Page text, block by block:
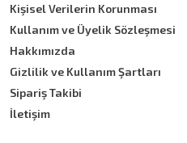
Sticker&Stencil
Kırtasiye Malzemeleri
Kalemler
Gravür
Hamur ve Killer
Boyalar
Kişisel Verilerin Korunması
Kullanım ve Üyelik Sözleşmesi
Hakkımızda
Gizlilik ve Kullanım Şartları
Sipariş Takibi
İletişim